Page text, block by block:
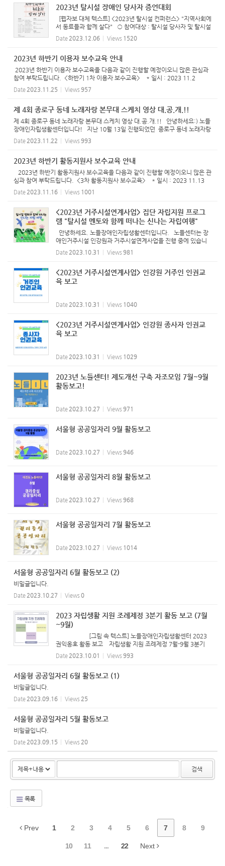
2023년 탈시설 장애인 당사자 증언대회
[웹자보 대체 텍스트] <2023년 탈시설 컨퍼런스> "지역사회에
서 동료들과 함께 살다" ○ 참여대상 : 탈시설 당사자 및 탈시설
에 관심 있는 사람 ○ 일 정 : 2023년 12월 12일(화) 오후 2시
30분 ○ 장 소 : 대방동 여성플라자 국제회의장 ○ 문의 사항 :
Date 2023.12.06 Views 1520
2023년 하반기 이용자 보수교육 안내
2023년 하반기 이용자 보수교육을 다음과 같이 진행할 예정이오니 많은 관심과
참여 부탁드립니다. <하반기 1차 이용자 보수교육> * 일시 : 2023 11.2
7 (월) 14:00~16:30 * 장소 : 유리빌딩 4층 대강의실 * 교육진행 일정 14:00
~16:00 성인권 교육 ...
Date 2023.11.25 Views 957
제 4회 종로구 동네 노래자랑 본무대 스케치 영상 대.공.개.!!
제 4회 종로구 동네 노래자랑 본무대 스케치 영상 대.공.개.!! 안녕하세요:) 노들
장애인자립생활센터입니다! 지난 10월 13일 진행되었던 종로구 동네 노래자랑
Sing글 벙글! 본선 스케치 영상이 나왔습니다! 많은 시청 부탁드려요! [본무대
스케치 영...
Date 2023.11.22 Views 993
2023년 하반기 활동지원사 보수교육 안내
2023년 하반기 활동지원사 보수교육을 다음과 같이 진행할 예정이오니 많은 관
심과 참여 부탁드립니다. <3차 활동지원사 보수교육> * 일시 : 2023 11.13
(월) 14:00~18:00 * 장소 : 유리빌딩 4층 대강의실 * 교육진행 일정 14:00~1
6:00 성평등 교육...
Date 2023.11.16 Views 1001
<2023년 거주시설연계사업> 집단 자립지원 프로그
램 "탈시설 멘토와 함께 떠나는 신나는 자립여행"
안녕하세요. 노들장애인자립생활센터입니다. 노들센터는 장
애인거주시설 인강원과 거주시설연계사업을 진행 중에 있습니
다. 작년에는 탈시설 멘토와 함께 떠나는 자립여행으로 "제주
도"를 다녀왔으며, 올해는 새로운 탈시설 멘토 및 시설 거주인과
Date 2023.10.31 Views 981
<2023년 거주시설연계사업> 인강원 거주인 인권교
육 보고
Date 2023.10.31 Views 1040
<2023년 거주시설연계사업> 인강원 종사자 인권교
육 보고
Date 2023.10.31 Views 1029
2023년 노들센터! 제도개선 구축 자조모임 7월~9월
활동보고!
Date 2023.10.27 Views 971
서울형 공공일자리 9월 활동보고
Date 2023.10.27 Views 946
서울형 공공일자리 8월 활동보고
Date 2023.10.27 Views 968
서울형 공공일자리 7월 활동보고
Date 2023.10.27 Views 1014
서울형 공공일자리 6월 활동보고 (2)
비밀글입니다.
Date 2023.10.27 Views 0
2023 자립생활 지원 조례제정 3분기 활동 보고 (7월
~9월)
[그림 속 텍스트] 노들장애인자립생활센터 2023
권익옹호 활동 보고 자립생활 지원 조례제정 7월-9월 3분기
활동 보고 <자립생활 조례 개정> <탈시설 조례 제정> <평생교
육 조례 제정> 진행했던 활동 돌아보기 > [그림 속 텍...
Date 2023.10.01 Views 993
서울형 공공일자리 6월 활동보고 (1)
비밀글입니다.
Date 2023.09.16 Views 25
서울형 공공일자리 5월 활동보고
비밀글입니다.
Date 2023.09.15 Views 20
검색
목록
Prev 1 2 3 4 5 6 7 8 9
10 11 ... 22 Next